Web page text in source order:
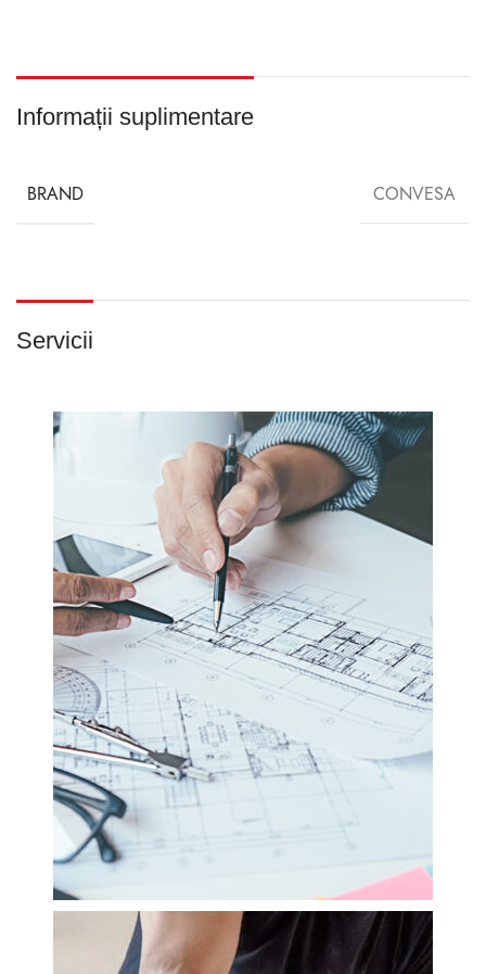
Informații suplimentare
BRAND CONVESA
Servicii